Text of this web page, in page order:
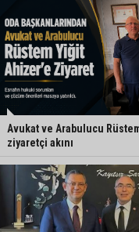
Avukat ve Arabulucu
ziyaretçi akını